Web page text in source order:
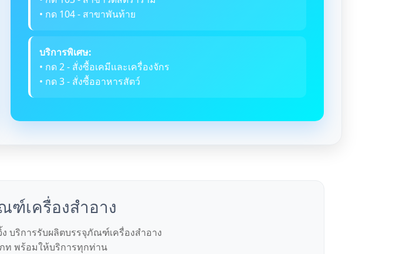
• กด 104 - สาขาพันท้าย
บริการพิเศษ:
• กด 2 - สั่งซื้อเคมีและเครื่องจักร
• กด 3 - สั่งซื้ออาหารสัตว์
ฑ์เครื่องสำอาง
บริการรับผลิตบรรจุภัณฑ์เครื่องสำอาง
ท พร้อมให้บริการทุกท่าน